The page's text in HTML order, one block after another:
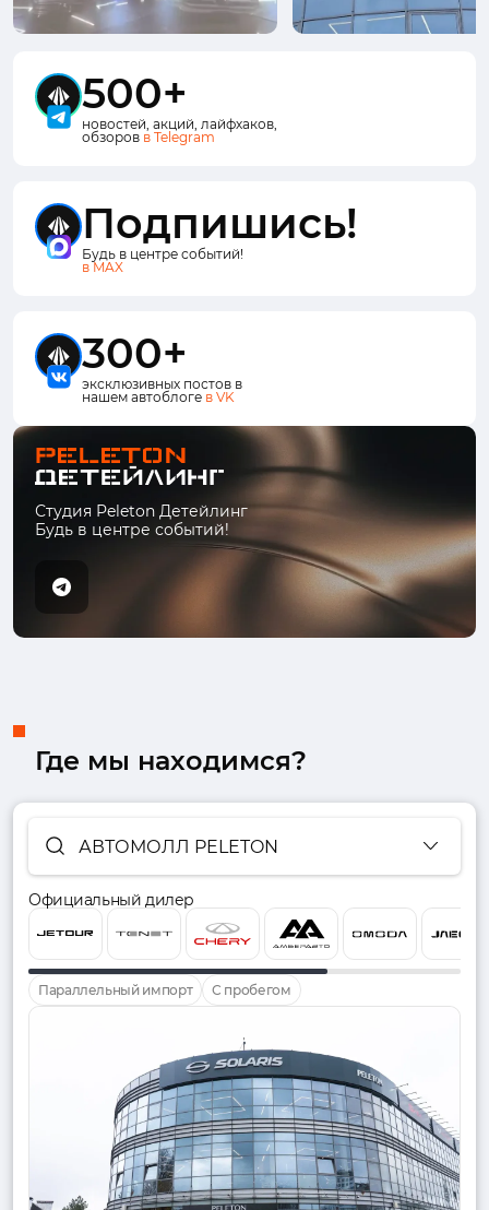
500+
новостей, акций, лайфхаков,
обзоров в Telegram
Подпишись!
Будь в центре событий!
в MAX
300+
эксклюзивных постов в
нашем автоблоге в VK
Студия Peleton Детейлинг
Будь в центре событий!
Где мы находимся?
АВТОМОЛЛ PELETON
Официальный дилер
Параллельный импорт С пробегом